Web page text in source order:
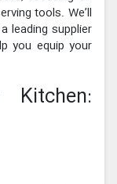
tools. We’ll
leading supplier
you equip your